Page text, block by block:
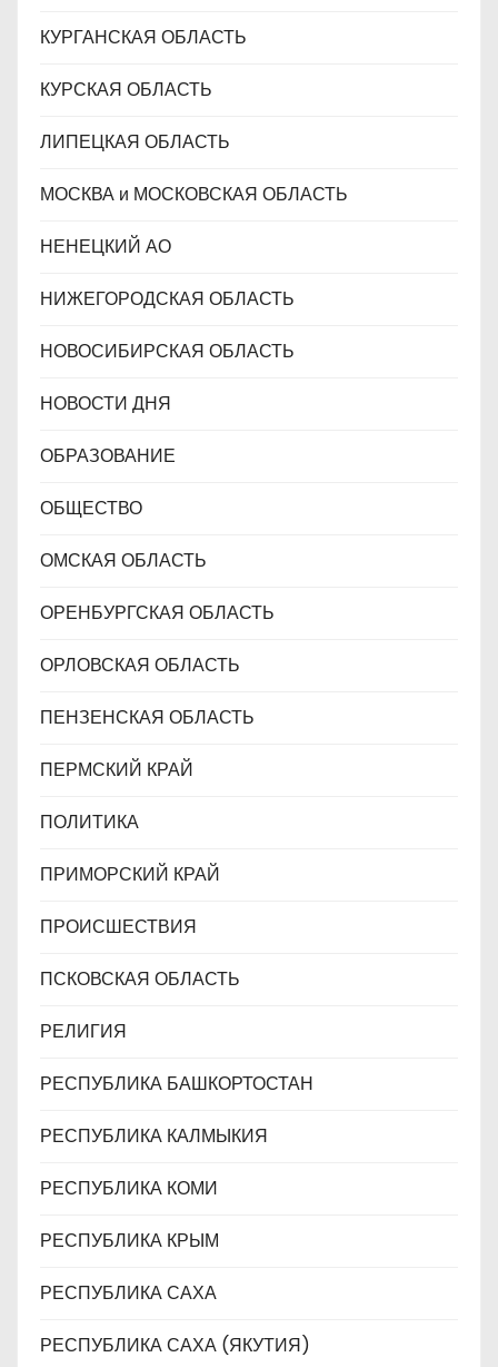
КУРГАНСКАЯ ОБЛАСТЬ
КУРСКАЯ ОБЛАСТЬ
ЛИПЕЦКАЯ ОБЛАСТЬ
МОСКВА и МОСКОВСКАЯ ОБЛАСТЬ
НЕНЕЦКИЙ АО
НИЖЕГОРОДСКАЯ ОБЛАСТЬ
НОВОСИБИРСКАЯ ОБЛАСТЬ
НОВОСТИ ДНЯ
ОБРАЗОВАНИЕ
ОБЩЕСТВО
ОМСКАЯ ОБЛАСТЬ
ОРЕНБУРГСКАЯ ОБЛАСТЬ
ОРЛОВСКАЯ ОБЛАСТЬ
ПЕНЗЕНСКАЯ ОБЛАСТЬ
ПЕРМСКИЙ КРАЙ
ПОЛИТИКА
ПРИМОРСКИЙ КРАЙ
ПРОИСШЕСТВИЯ
ПСКОВСКАЯ ОБЛАСТЬ
РЕЛИГИЯ
РЕСПУБЛИКА БАШКОРТОСТАН
РЕСПУБЛИКА КАЛМЫКИЯ
РЕСПУБЛИКА КОМИ
РЕСПУБЛИКА КРЫМ
РЕСПУБЛИКА САХА
РЕСПУБЛИКА САХА (ЯКУТИЯ)